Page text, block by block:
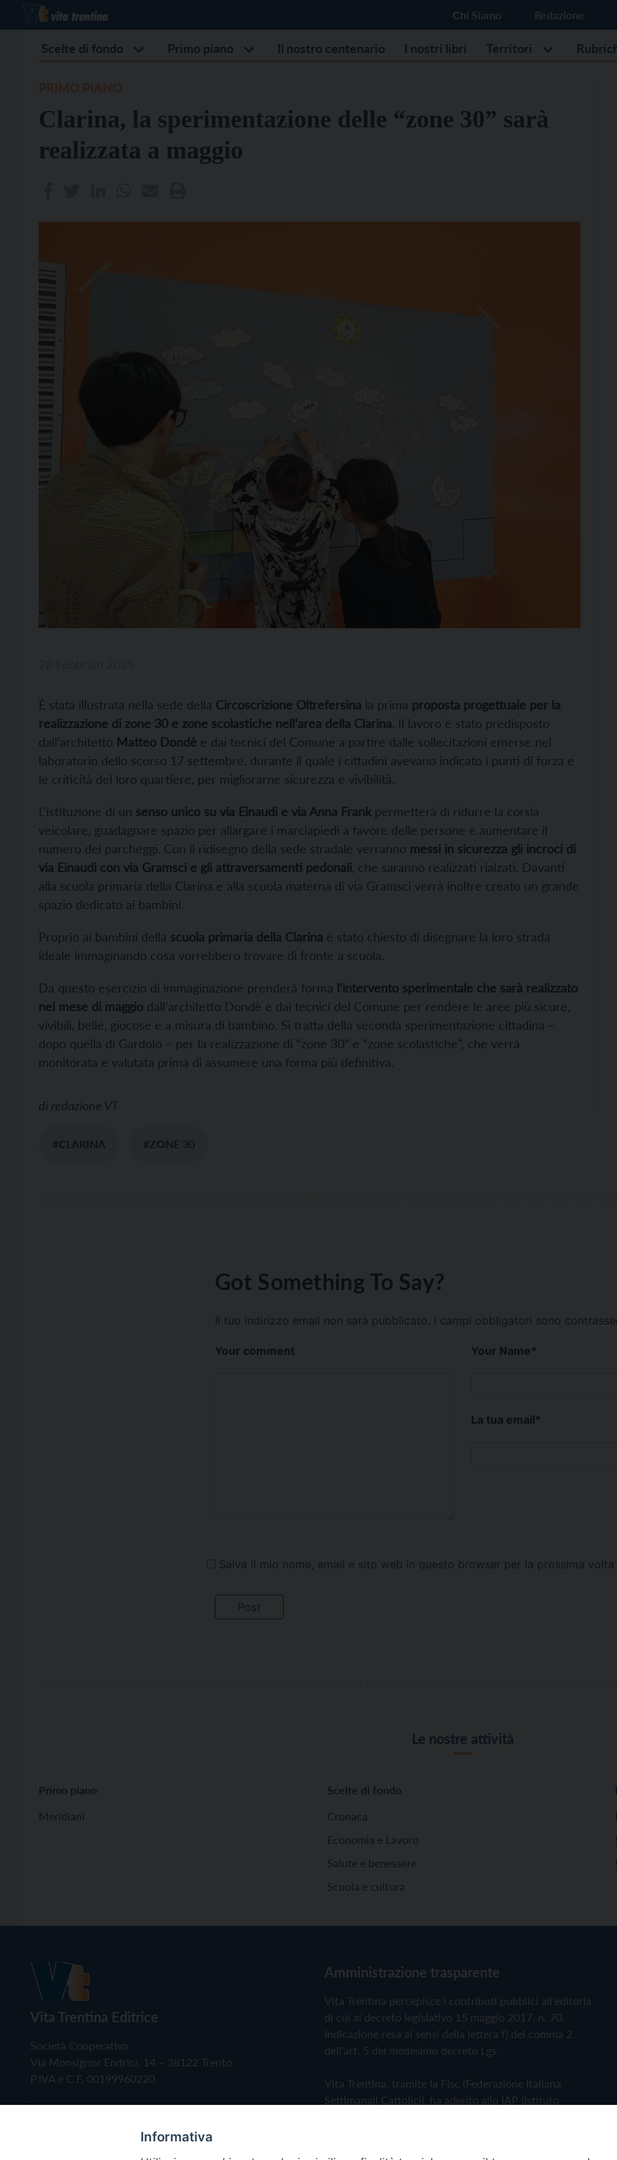
Chi Siamo Redazione
Scelte di fondo Primo piano Il nostro centenario I nostri libri Territori
Clarina, la sperimentazione delle “zone 30” sarà
realizzata a maggio
È stata illustrata nella sede della Circoscrizione Oltrefersina la prima proposta progettuale per la
realizzazione di zone 30 e zone scolastiche nell’area della Clarina. Il lavoro è stato predisposto
dall’architetto Matteo Dondè e dai tecnici del Comune a partire dalle sollecitazioni emerse nel
laboratorio dello scorso 17 settembre, durante il quale i cittadini avevano indicato i punti di forza e
le criticità del loro quartiere, per migliorarne sicurezza e vivibilità.
L’istituzione di un senso unico su via Einaudi e via Anna Frank permetterà di ridurre la corsia
veicolare, guadagnare spazio per allargare i marciapiedi a favore delle persone e aumentare il
numero dei parcheggi. Con il ridisegno della sede stradale verranno messi in sicurezza gli incroci di
via Einaudi con via Gramsci e gli attraversamenti pedonali, che saranno realizzati rialzati. Davanti
alla scuola primaria della Clarina e alla scuola materna di via Gramsci verrà inoltre creato un grande
spazio dedicato ai bambini.
Proprio ai bambini della scuola primaria della Clarina è stato chiesto di disegnare la loro strada
ideale immaginando cosa vorrebbero trovare di fronte a scuola.
Da questo esercizio di immaginazione prenderà forma l’intervento sperimentale che sarà realizzato
nel mese di maggio dall’architetto Dondè e dai tecnici del Comune per rendere le aree più sicure,
vivibili, belle, giocose e a misura di bambino. Si tratta della seconda sperimentazione cittadina –
dopo quella di Gardolo – per la realizzazione di “zone 30” e “zone scolastiche”, che verrà
monitorata e valutata prima di assumere una forma più definitiva.
di redazione VT
#CLARINA #ZONE 30
Got Something To Say?
Il tuo indirizzo email non sarà pubblicato. I campi obbligatori sono
Your comment Your Name*
La tua email*
Salva il mio nome, email e sito web in questo browser per la prossima
Le nostre attività
Primo piano
Meridiani
Scelte di fondo
Cronaca
Economia e Lavoro
Salute e benessere
Scuola e cultura
Vita Trentina Editrice
Società Cooperativa
Via Monsignor Endrici, 14 – 38122 Trento
P.IVA e C.F. 00199960220
Amministrazione trasparente
Vita Trentina percepisce i contributi pubblici all'editoria
di cui al decreto legislativo 15 maggio 2017, n. 70.
Indicazione resa ai sensi della lettera f) del comma 2
dell'art. 5 del medesimo decreto Lgs.
Vita Trentina, tramite la Fisc (Federazione Italiana
Settimanali Cattolici), ha aderito allo IAP (Istituto
Informativa